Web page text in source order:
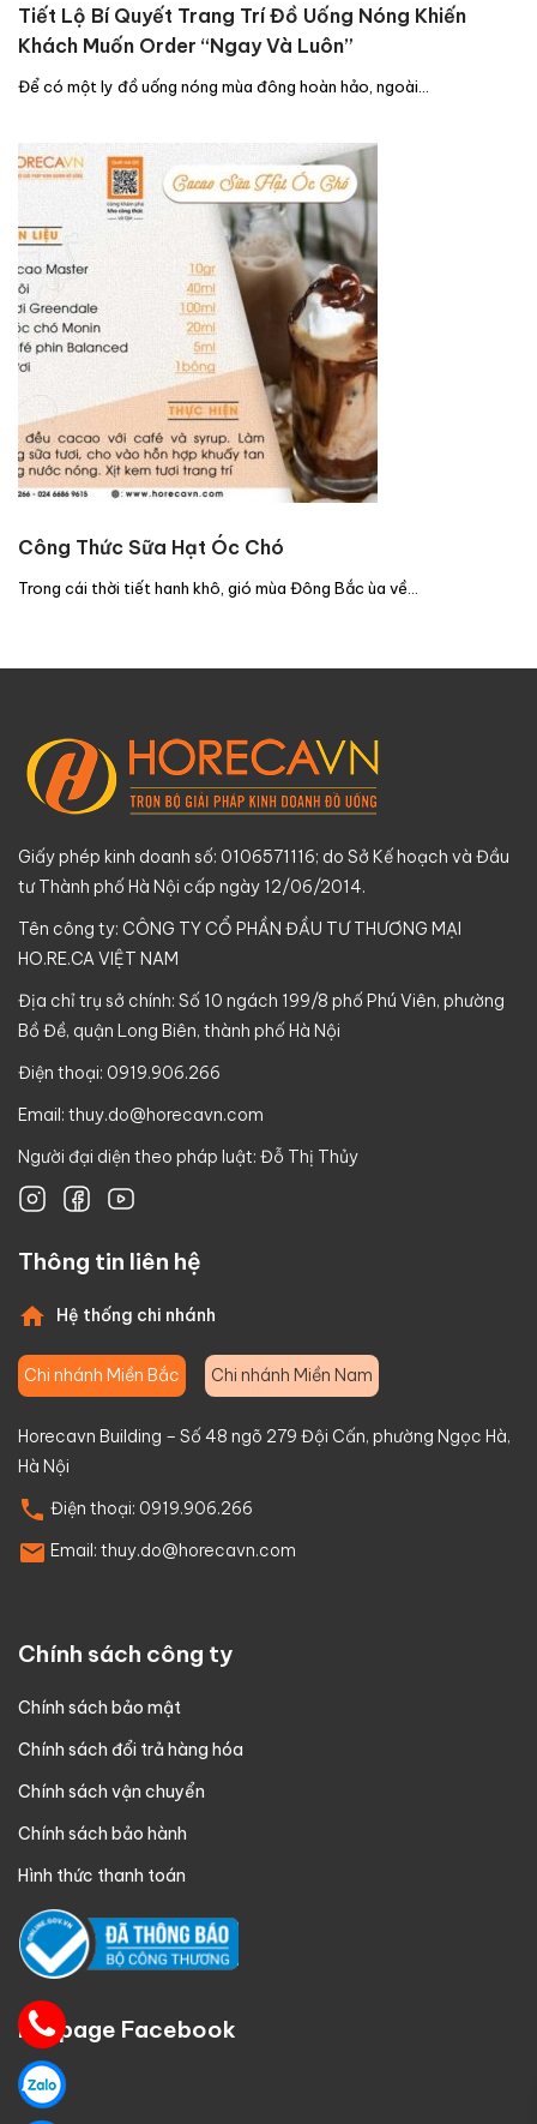
Tiết Lộ Bí Quyết Trang Trí Đồ Uống Nóng Khiến
Khách Muốn Order “Ngay Và Luôn”
Để có một ly đồ uống nóng mùa đông hoàn hảo, ngoài…
Công Thức Sữa Hạt Óc Chó
Trong cái thời tiết hanh khô, gió mùa Đông Bắc ùa về…
Giấy phép kinh doanh số: 0106571116; do Sở Kế hoạch và Đầu
tư Thành phố Hà Nội cấp ngày 12/06/2014.
Tên công ty: CÔNG TY CỔ PHẦN ĐẦU TƯ THƯƠNG MẠI
HO.RE.CA VIỆT NAM
Địa chỉ trụ sở chính: Số 10 ngách 199/8 phố Phú Viên, phường
Bồ Đề, quận Long Biên, thành phố Hà Nội
Điện thoại: 0919.906.266
Email: thuy.do@horecavn.com
Người đại diện theo pháp luật: Đỗ Thị Thủy
Thông tin liên hệ
Hệ thống chi nhánh
Chi nhánh Miền Bắc Chi nhánh Miền Nam
Horecavn Building – Số 48 ngõ 279 Đội Cấn, phường Ngọc Hà,
Hà Nội
Điện thoại: 0919.906.266
Email: thuy.do@horecavn.com
Chính sách công ty
Chính sách bảo mật
Chính sách đổi trả hàng hóa
Chính sách vận chuyển
Chính sách bảo hành
Hình thức thanh toán
Fanpage Facebook